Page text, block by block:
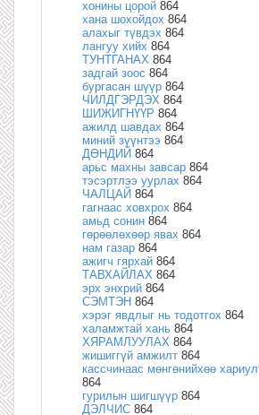
хонины цорой 864
хана шохойдох 864
алахыг түвдэх 864
лангуу хийх 864
ТУНТГАНАХ 864
задгай зоос 864
бургасан шүүр 864
ЧИЛДГЭРДЭХ 864
ШИЖИГНҮҮР 864
ажилд шавдах 864
миний зүүнтээ 864
ДӨНДИЙ 864
арьс махны завсар 864
тэсэртлээ уурлах 864
ЧАЛЦАЙ 864
гагнаас ховхрох 864
амьд сонин 864
гөрөөлөхөөр явах 864
нам газар 864
ажигч гярхай 864
ТАВХАЙЛАХ 864
эрх энхрий 864
СЭМТЭН 864
хэрэг явдлыг нь тодотгох 864
халамжтай хань 864
ХЯРАМЛУУЛАХ 864
жишиггүй амжилт 864
кассчинаас мөнгөнийхөө
864
гурилын шигшүүр 864
ДЭЛЧИС 864